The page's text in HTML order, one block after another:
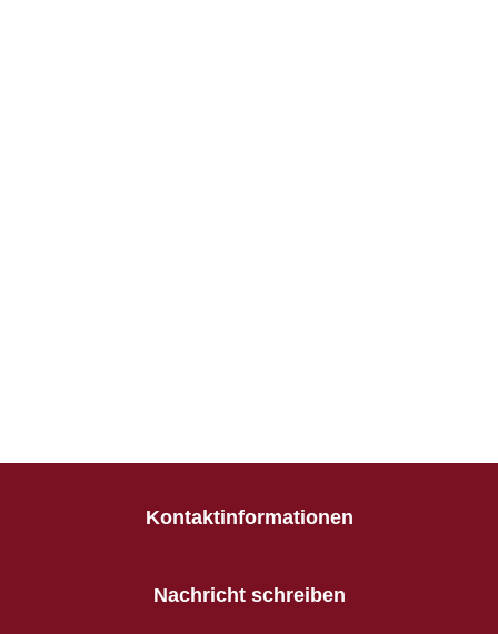
Kontaktinformationen
Nachricht schreiben